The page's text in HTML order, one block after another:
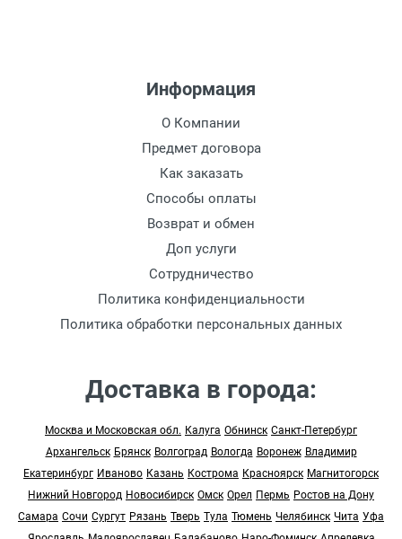
Информация
О Компании
Предмет договора
Как заказать
Способы оплаты
Возврат и обмен
Доп услуги
Сотрудничество
Политика конфиденциальности
Политика обработки персональных данных
Доставка в города:
Москва и Московская обл. Калуга Обнинск Санкт-Петербург
Архангельск Брянск Волгоград Вологда Воронеж Владимир
Екатеринбург Иваново Казань Кострома Красноярск Магнитогорск
Нижний Новгород Новосибирск Омск Орел Пермь Ростов на Дону
Самара Сочи Сургут Рязань Тверь Тула Тюмень Челябинск Чита Уфа